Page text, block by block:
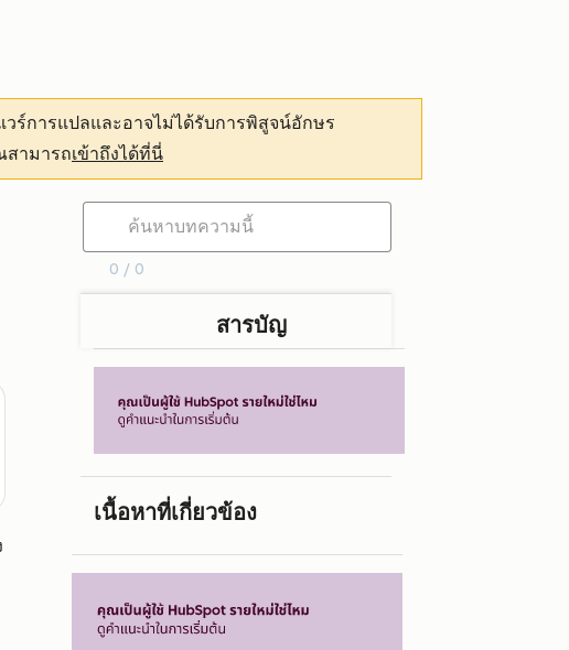
ร์การแปลและอาจไม่ได้รับการพิสูจน์อักษร
ามารถเข้าถึงได้ที่นี่
0 / 0
สารบัญ
เนื้อหาที่เกี่ยวข้อง